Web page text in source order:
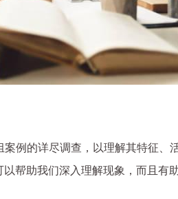
例的详尽调查，以理解其特征
帮助我们深入理解现象，而且有